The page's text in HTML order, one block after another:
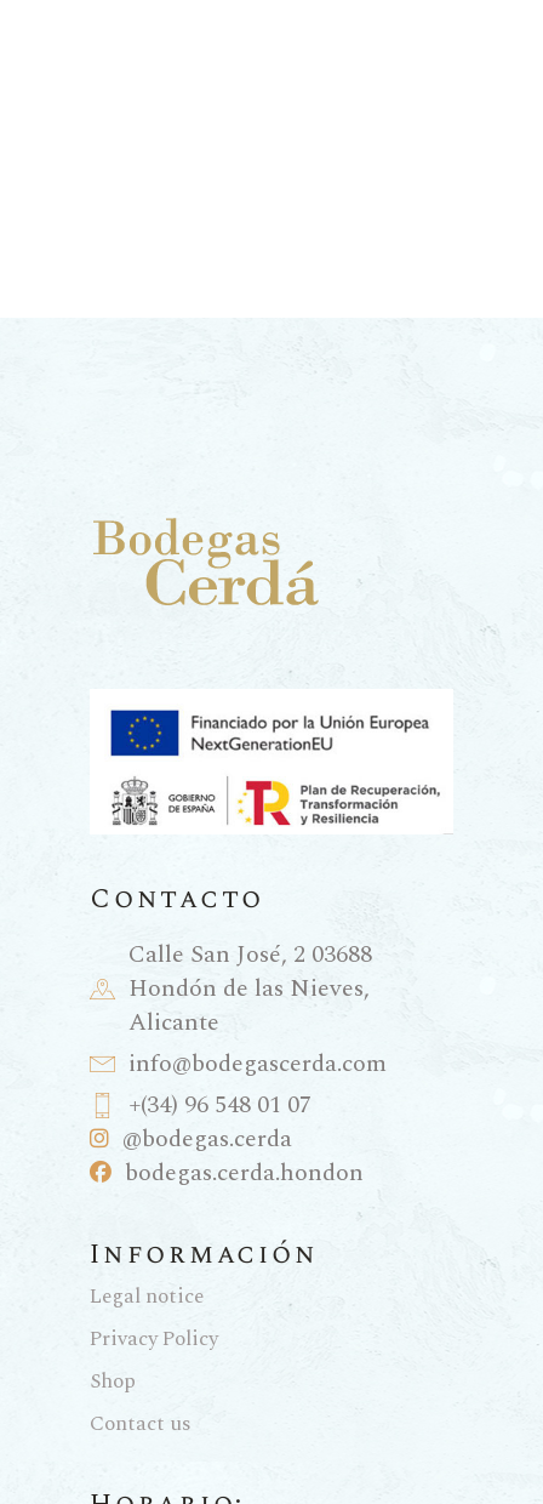
Contacto
Calle San José, 2 03688
Hondón de las Nieves,
Alicante
info@bodegascerda.com
+(34) 96 548 01 07
@bodegas.cerda
bodegas.cerda.hondon
Información
Legal notice
Privacy Policy
Shop
Contact us